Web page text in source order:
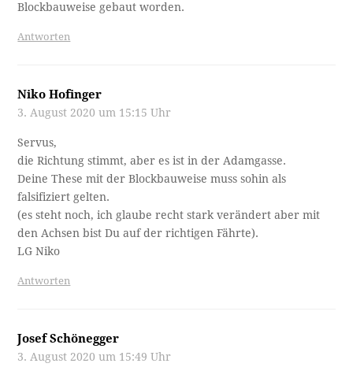
Blockbauweise gebaut worden.
Antworten
Niko Hofinger
3. August 2020 um 15:15 Uhr
Servus,
die Richtung stimmt, aber es ist in der Adamgasse.
Deine These mit der Blockbauweise muss sohin als
falsifiziert gelten.
(es steht noch, ich glaube recht stark verändert aber mit
den Achsen bist Du auf der richtigen Fährte).
LG Niko
Antworten
Josef Schönegger
3. August 2020 um 15:49 Uhr